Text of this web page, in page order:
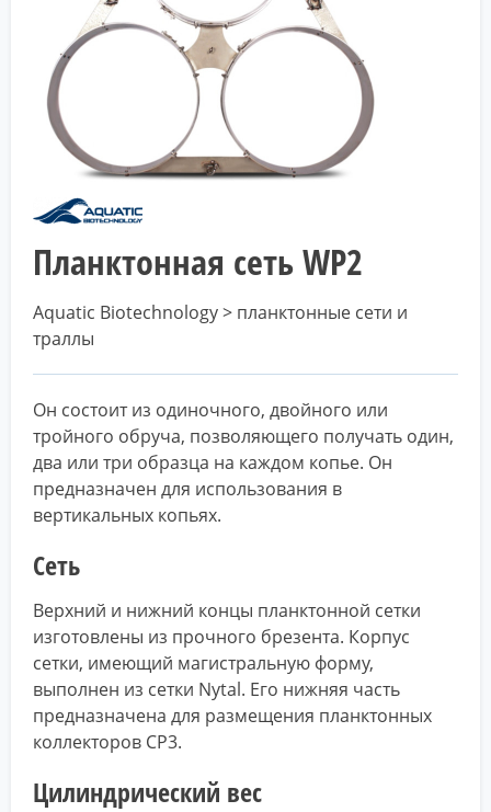
Планктонная сеть WP2
Aquatic Biotechnology > планктонные сети и
траллы
Он состоит из одиночного, двойного или
тройного обруча, позволяющего получать один,
два или три образца на каждом копье. Он
предназначен для использования в
вертикальных копьях.
Сеть
Верхний и нижний концы планктонной сетки
изготовлены из прочного брезента. Корпус
сетки, имеющий магистральную форму,
выполнен из сетки Nytal. Его нижняя часть
предназначена для размещения планктонных
коллекторов CP3.
Цилиндрический вес